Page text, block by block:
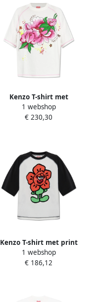
Kenzo T-shirt met
bloemenmotief White
Dames
1 webshop
€ 230,30
Kenzo T-shirt met print
White Dames
1 webshop
€ 186,12